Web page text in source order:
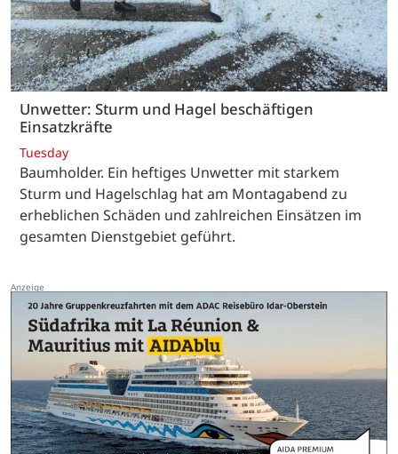
Unwetter: Sturm und Hagel beschäftigen
Einsatzkräfte
Tuesday
Baumholder. Ein heftiges Unwetter mit starkem
Sturm und Hagelschlag hat am Montagabend zu
erheblichen Schäden und zahlreichen Einsätzen im
gesamten Dienstgebiet geführt.